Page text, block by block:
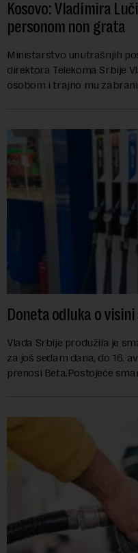
Kosovo: Vladimira
personom non grata
Ministarstvo unutrašnjih
direktora Telekoma Srbije
osobom i trajno mu
Doneta odluka o
Vlada Srbije produžila je
za još sedam dana, do 16.
prenosi Beta.Postojeće